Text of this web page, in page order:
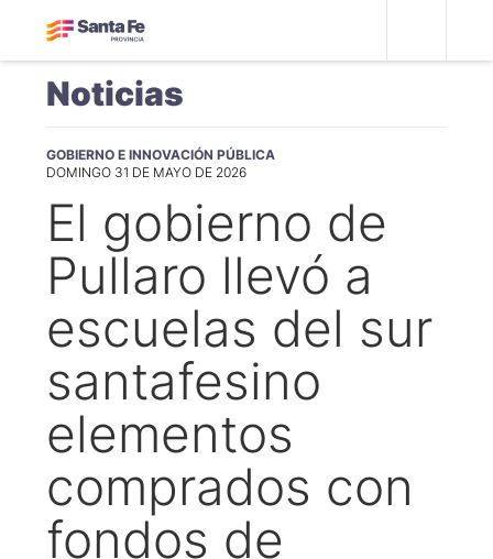
Noticias
GOBIERNO E INNOVACIÓN PÚBLICA
DOMINGO 31 DE MAYO DE 2026
El gobierno de
Pullaro llevó a
escuelas del sur
santafesino
elementos
comprados con
fondos de